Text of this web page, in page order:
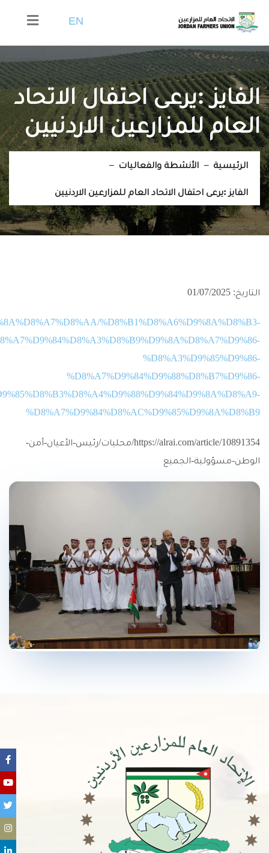
EN
الفايز :يرعى احتفال الاتحاد
العام للمزارعين الاردنيين
الرئيسية الأنشطة والفعاليات
الفايز :يرعى احتفال الاتحاد العام للمزارعين الاردنيين
التاريخ: 01/07/2025
%D8%B1%D8%A6%D9%8A%D8%B3-
%D8%A3%D9%85%D9%86-
%D8%A7%D9%84%D9%88%D8%B7%D9%86-
%D8%A7%D9%84%D8%AC%D9%85%D9%8A%D8%B9
https://alrai.com/article/10891354/محليات/رئيس-الأعيان-أمن-
الوطن-مسؤولية-الجميع